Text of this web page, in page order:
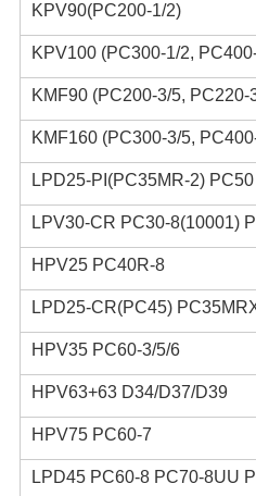
KPV90(PC200-1/2)
KPV100 (PC300-1/2,
KMF90 (PC200-3/5, PC220-
KMF160 (PC300-3/5,
LPD25-PI(PC35MR-2)
LPV30-CR PC30-8(10001)
HPV25 PC40R-8
LPD25-CR(PC45)
HPV35 PC60-3/5/6
HPV63+63 D34/D37/D39
HPV75 PC60-7
LPD45 PC60-8 PC70-8UU